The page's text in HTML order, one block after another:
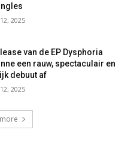
2025
van de EP Dysphoria
een rauw, spectaculair en
debuut af
2025